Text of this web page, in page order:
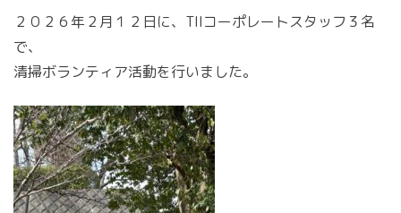
２０２６年２月１２日に、TIIコーポレートスタッフ３名
で、
清掃ボランティア活動を行いました。